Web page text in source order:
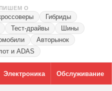
О
Гибриды
Тест-драйвы
Шины
Авторынок
и ADAS
Электроника Обслуживание